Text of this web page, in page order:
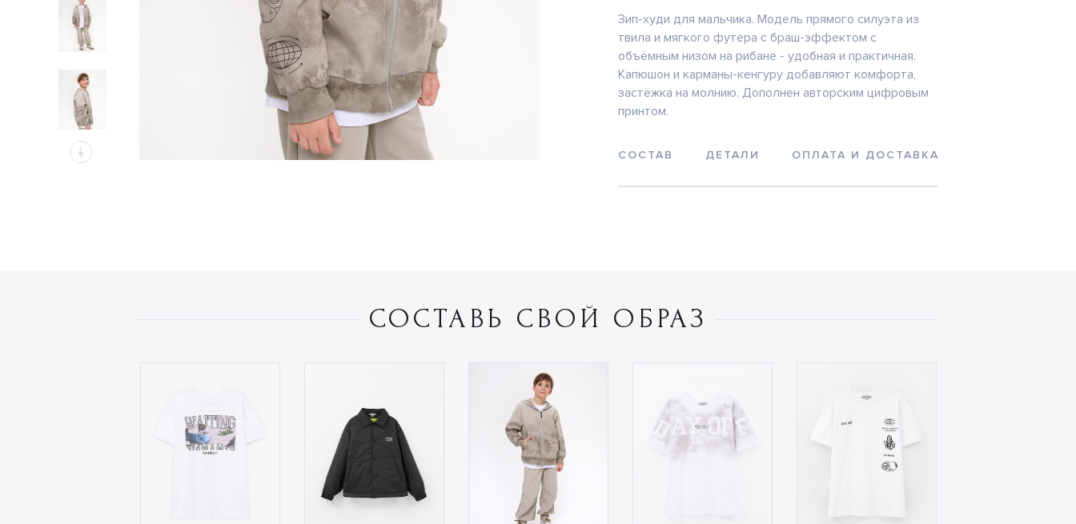
Зип-худи для мальчика. Модель прямого силуэта из
твила и мягкого футера с браш-эффектом с
объёмным низом на рибане - удобная и практичная.
Капюшон и карманы-кенгуру добавляют комфорта,
застёжка на молнию. Дополнен авторским цифровым
принтом.
СОСТАВ ДЕТАЛИ ОПЛАТА И ДОСТАВКА
СОСТАВЬ СВОЙ ОБРАЗ